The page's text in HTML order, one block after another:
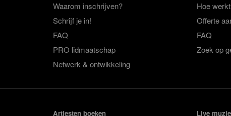
Waarom inschrijven?
Schrijf je in!
FAQ
PRO lidmaatschap
Netwerk & ontwikkeling
Hoe
Offerte
FAQ
Zoek op
Artiesten boeken Live